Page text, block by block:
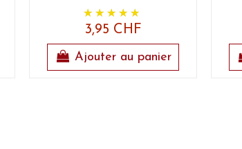
3,95 CHF
Ajouter au panier